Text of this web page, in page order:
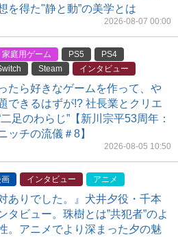
を得た"静と動”の美学とは
2026-08-07 00:00
家庭用ゲーム PS5
PS4
Steam インタビュー
たら好きなゲームを作って、や
できるはずが!? 社長業とクリエ
足のわらじ”【新川宗平53周年：
ッチの流儀＃8】
2026-08-05 10:50
画 インタビュー アニメ
ありでした。』犬井夕役・千本
タビュー。珠樹とは”共犯者”のよ
。アニメでより深まった夕の魅